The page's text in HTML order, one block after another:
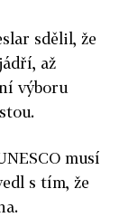
sdělil, že
až
výboru
musí
s tím, že